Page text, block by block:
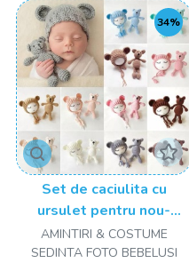
34%
Set de caciulita cu
ursulet pentru nou-
nascut Drool
AMINTIRI & COSTUME
SEDINTA FOTO BEBELUSI